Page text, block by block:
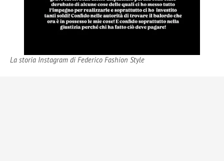
La storia Instagram di Federico Fashion Style